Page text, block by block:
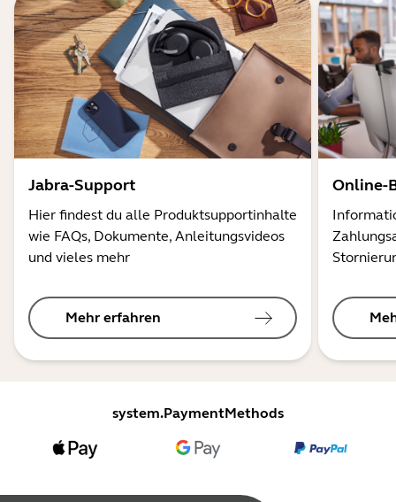
Jabra-Support
Hier findest du alle Produktsupportinhalte
wie FAQs, Dokumente, Anleitungsvideos
und vieles mehr
Mehr erfahren
Online-
system.PaymentMethods